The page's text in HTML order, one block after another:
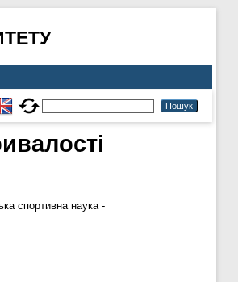
спортивна наука -